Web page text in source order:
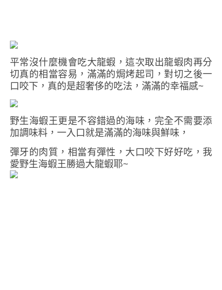
平常沒什麼機會吃大龍蝦，這次取出龍蝦肉再分
切真的相當容易，滿滿的焗烤起司，對切之後一
口咬下，真的是超奢侈的吃法，滿滿的幸福感~
野生海蝦王更是不容錯過的海味，完全不需要添
加調味料，一入口就是滿滿的海味與鮮味，
彈牙的肉質，相當有彈性，大口咬下好好吃，我
愛野生海蝦王勝過大龍蝦耶~